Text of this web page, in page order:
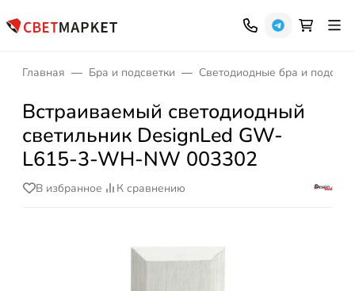
Главная Бра и подсветки Светодиодные бра и
Встраиваемый светодиодный
светильник DesignLed GW-
L615-3-WH-NW 003302
В избранное К сравнению